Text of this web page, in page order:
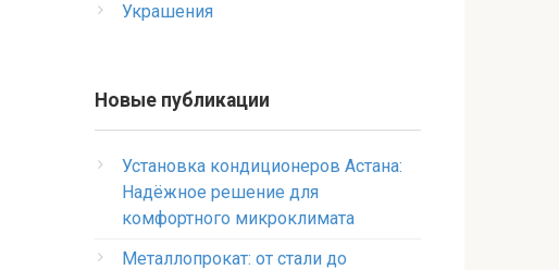
Украшения
Новые публикации
Установка кондиционеров Астана:
Надёжное решение для
комфортного микроклимата
Металлопрокат: от стали до